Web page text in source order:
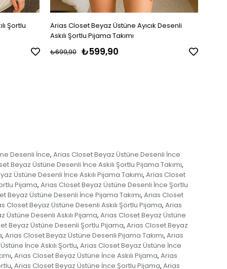
Şortlu
Arias Closet Beyaz Üstüne Ayıcık Desenli
Askılı Şortlu Pijama Takımı
₺599,90
₺699,90
Desenli İnce, Arias Closet Beyaz Üstüne Desenli İnce
Beyaz Üstüne Desenli İnce Askılı Şortlu Pijama Takımı,
Üstüne Desenli İnce Askılı Pijama Takımı, Arias Closet
Pijama, Arias Closet Beyaz Üstüne Desenli İnce Şortlu
Beyaz Üstüne Desenli İnce Pijama Takımı, Arias Closet
Closet Beyaz Üstüne Desenli Askılı Şortlu Pijama, Arias
Üstüne Desenli Askılı Pijama, Arias Closet Beyaz Üstüne
Beyaz Üstüne Desenli Şortlu Pijama, Arias Closet Beyaz
, Arias Closet Beyaz Üstüne Desenli Pijama Takımı, Arias
İnce Askılı Şortlu, Arias Closet Beyaz Üstüne İnce
, Arias Closet Beyaz Üstüne İnce Askılı Pijama, Arias
, Arias Closet Beyaz Üstüne İnce Şortlu Pijama, Arias